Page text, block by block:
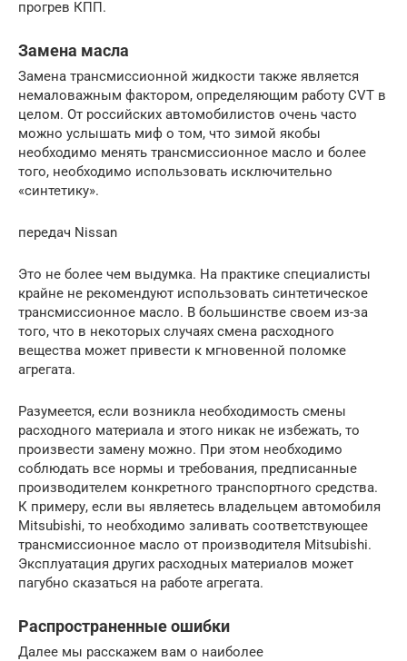
прогрев КПП.
Замена масла
Замена трансмиссионной жидкости также является
немаловажным фактором, определяющим работу CVT в
целом. От российских автомобилистов очень часто
можно услышать миф о том, что зимой якобы
необходимо менять трансмиссионное масло и более
того, необходимо использовать исключительно
«синтетику».
передач Nissan
Это не более чем выдумка. На практике специалисты
крайне не рекомендуют использовать синтетическое
трансмиссионное масло. В большинстве своем из-за
того, что в некоторых случаях смена расходного
вещества может привести к мгновенной поломке
агрегата.
Разумеется, если возникла необходимость смены
расходного материала и этого никак не избежать, то
произвести замену можно. При этом необходимо
соблюдать все нормы и требования, предписанные
производителем конкретного транспортного средства.
К примеру, если вы являетесь владельцем автомобиля
Mitsubishi, то необходимо заливать соответствующее
трансмиссионное масло от производителя Mitsubishi.
Эксплуатация других расходных материалов может
пагубно сказаться на работе агрегата.
Распространенные ошибки
Далее мы расскажем вам о наиболее